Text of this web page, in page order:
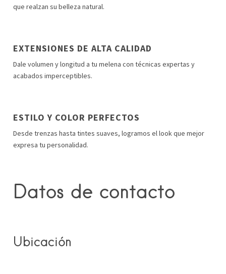
que realzan su belleza natural.
EXTENSIONES DE ALTA CALIDAD
Dale volumen y longitud a tu melena con técnicas expertas y
acabados imperceptibles.
ESTILO Y COLOR PERFECTOS
Desde trenzas hasta tintes suaves, logramos el look que mejor
expresa tu personalidad.
Datos de contacto
Ubicación